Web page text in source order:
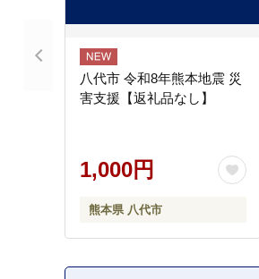
八代市 令和8年熊本地震 災
害支援【返礼品なし】
1,000円
熊本県 八代市